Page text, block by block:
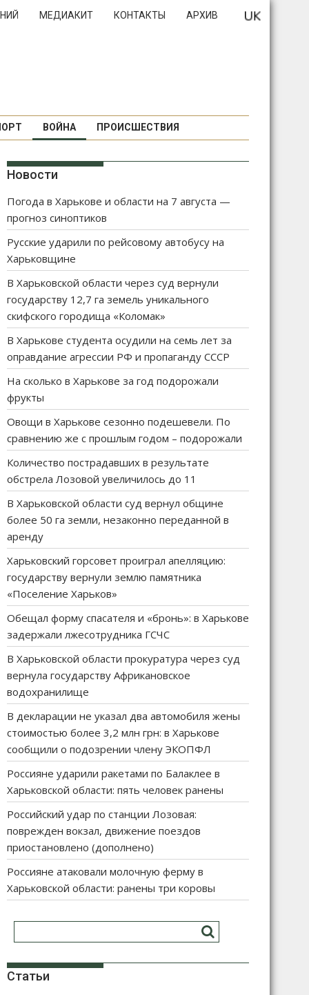
МЕДИАКИТ КОНТАКТЫ АРХИВ
ВОЙНА ПРОИСШЕСТВИЯ
Новости
Погода в Харькове и области на 7 августа —
прогноз синоптиков
Русские ударили по рейсовому автобусу на
Харьковщине
В Харьковской области через суд вернули
государству 12,7 га земель уникального
скифского городища «Коломак»
В Харькове студента осудили на семь лет за
оправдание агрессии РФ и пропаганду СССР
На сколько в Харькове за год подорожали
фрукты
Овощи в Харькове сезонно подешевели. По
сравнению же с прошлым годом – подорожали
Количество пострадавших в результате
обстрела Лозовой увеличилось до 11
В Харьковской области суд вернул общине
более 50 га земли, незаконно переданной в
аренду
Харьковский горсовет проиграл апелляцию:
государству вернули землю памятника
«Поселение Харьков»
Обещал форму спасателя и «бронь»: в Харькове
задержали лжесотрудника ГСЧС
В Харьковской области прокуратура через суд
вернула государству Африкановское
водохранилище
В декларации не указал два автомобиля жены
стоимостью более 3,2 млн грн: в Харькове
сообщили о подозрении члену ЭКОПФЛ
Россияне ударили ракетами по Балаклее в
Харьковской области: пять человек ранены
Российский удар по станции Лозовая:
поврежден вокзал, движение поездов
приостановлено (дополнено)
Россияне атаковали молочную ферму в
Харьковской области: ранены три коровы
Статьи